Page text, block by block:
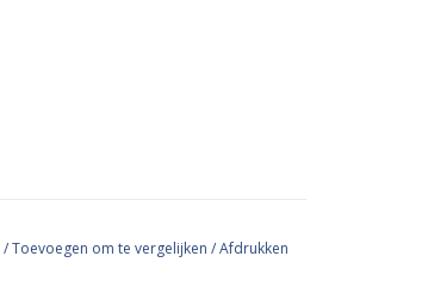
/Toevoegen om te vergelijken /Afdrukken